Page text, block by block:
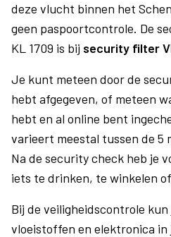
deze vlucht binnen het
geen paspoortcontrole. De
KL 1709 is bij security filter
Je kunt meteen door de
hebt afgegeven, of meteen
hebt en al online bent
varieert meestal tussen de 5
Na de security check heb je
iets te drinken, te winkelen
Bij de veiligheidscontrole
vloeistoffen en elektronica in